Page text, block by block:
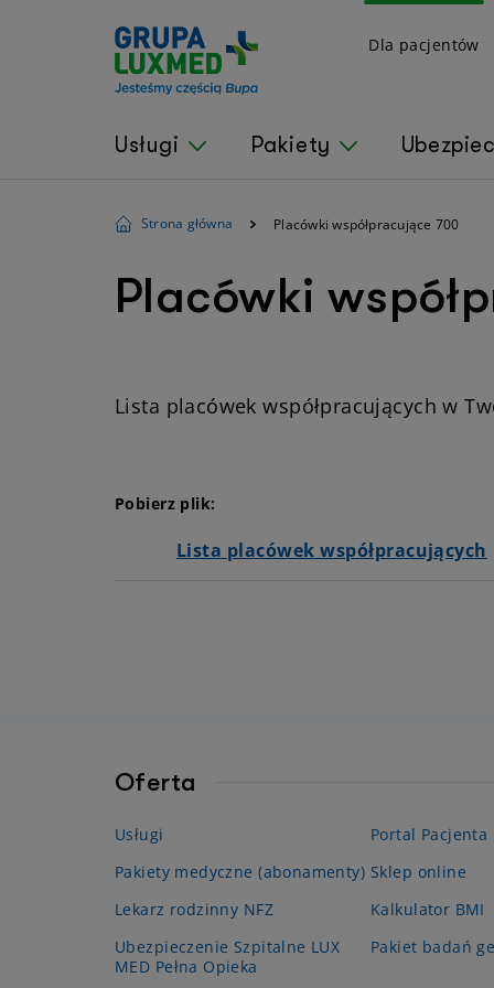
Dla pacjentów
Usługi Pakiety
Strona główna Placówki współpracujące 700
Placówki
Lista placówek współpracujących w
Pobierz plik:
Lista placówek współpracujących
Oferta
Usługi
Pakiety medyczne (abonamenty)
Lekarz rodzinny NFZ
Ubezpieczenie Szpitalne LUX
MED Pełna Opieka
Portal Pacjenta
Sklep online
Kalkulator BMI
Pakiet badań